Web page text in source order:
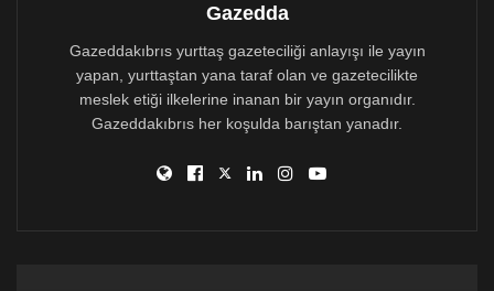
Gazedda
Gazeddakıbrıs yurttaş gazeteciliği anlayışı ile yayın
yapan, yurttaştan yana taraf olan ve gazetecilikte
meslek etiği ilkelerine inanan bir yayın organıdır.
Gazeddakıbrıs her koşulda barıştan yanadır.